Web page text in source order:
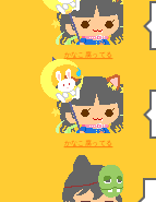
かなこ腐ってる
かなこ腐ってる